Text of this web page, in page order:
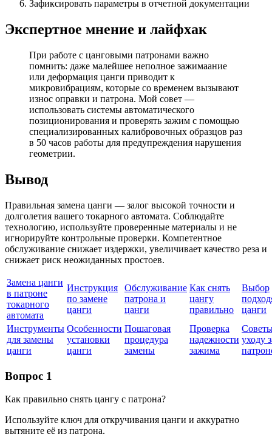
Зафиксировать параметры в отчетной документации
Экспертное мнение и лайфхак
При работе с цанговыми патронами важно
помнить: даже малейшее неполное зажимаание
или деформация цанги приводит к
микровибрациям, которые со временем вызывают
износ оправки и патрона. Мой совет —
использовать системы автоматического
позиционирования и проверять зажим с помощью
специализированных калибровочных образцов раз
в 50 часов работы для предупреждения нарушения
геометрии.
Вывод
Правильная замена цанги — залог высокой точности и
долголетия вашего токарного автомата. Соблюдайте
технологию, используйте проверенные материалы и не
игнорируйте контрольные проверки. Компетентное
обслуживание снижает издержки, увеличивает качество реза и
снижает риск неожиданных простоев.
Замена цанги
в патроне
токарного
автомата
Инструкция
по замене
цанги
Обслуживание
патрона и
цанги
Как снять
цангу
правильно
Выбор
цанги
Инструменты
для замены
цанги
Особенности
установки
цанги
Пошаговая
процедура
замены
Проверка
надежности
зажима
уходу
Вопрос 1
Как правильно снять цангу с патрона?
Используйте ключ для откручивания цанги и аккуратно
вытяните её из патрона.